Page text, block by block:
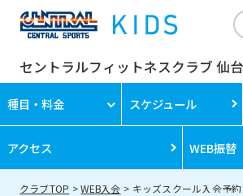
セントラルフィットネスクラブ 仙
種目・料金 スケジュール
アクセス WEB振替
クラブTOP WEB入会 キッズスクール入会予約